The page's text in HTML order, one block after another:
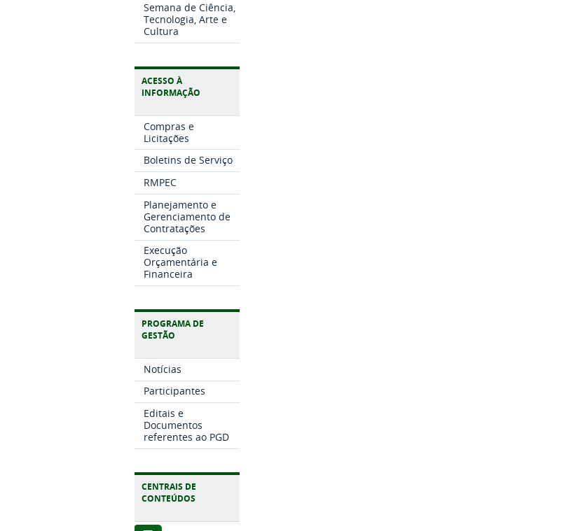
Semana de Ciência,
Tecnologia, Arte e
Cultura
ACESSO À
INFORMAÇÃO
Compras e
Licitações
Boletins de Serviço
RMPEC
Planejamento e
Gerenciamento de
Contratações
Execução
Orçamentária e
Financeira
PROGRAMA DE
GESTÃO
Notícias
Participantes
Editais e
Documentos
referentes ao PGD
CENTRAIS DE
CONTEÚDOS